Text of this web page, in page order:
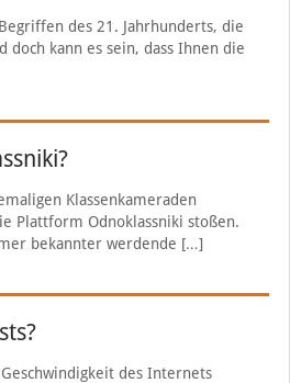
des 21. Jahrhunderts, die
doch kann es sein, dass Ihnen die
Klassenkameraden
Plattform Odnoklassniki stoßen.
bekannter werdende […]
des Internets